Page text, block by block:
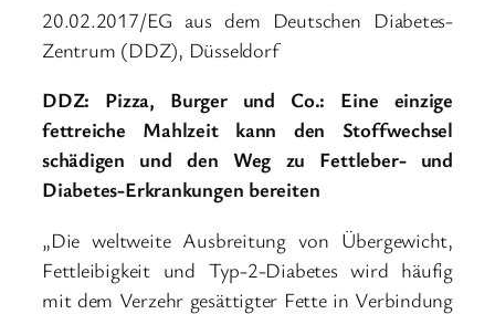
20.02.2017/EG aus dem Deutschen Diabetes-
Zentrum (DDZ), Düsseldorf
DDZ: Pizza, Burger und Co.: Eine einzige
fettreiche Mahlzeit kann den Stoffwechsel
schädigen und den Weg zu Fettleber- und
Diabetes-Erkrankungen bereiten
„Die weltweite Ausbreitung von Übergewicht,
Fettleibigkeit und Typ-2-Diabetes wird häufig
mit dem Verzehr gesättigter Fette in Verbindung